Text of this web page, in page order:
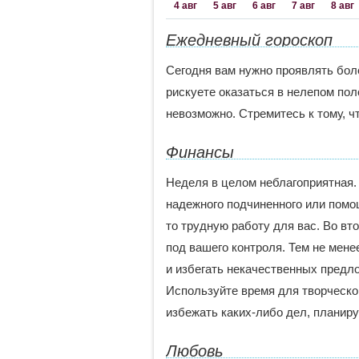
4 авг 5 авг 6 авг 7 авг 8 авг
Ежедневный гороскоп
Сегодня вам нужно проявлять
рискуете оказаться в нелепом
невозможно. Стремитесь к тому,
Финансы
Неделя в целом
надежного подчиненного или
то трудную работу для вас. Во
под вашего контроля. Тем не
и избегать некачественных
Используйте время для
избежать каких-либо дел,
Любовь